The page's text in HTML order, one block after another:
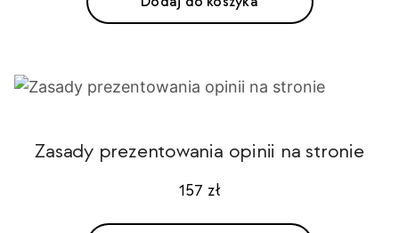
Zasady prezentowania opinii na stronie
157 zł